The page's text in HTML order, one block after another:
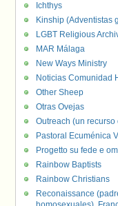
Ichthys
Kinship (Adventistas
LGBT Religious
MAR Málaga
New Ways Ministry
Noticias Comunidad
Other Sheep
Otras Ovejas
Outreach (un recurso
Pastoral Ecuménica
Progetto su fede e
Rainbow Baptists
Rainbow Christians
Reconaissance